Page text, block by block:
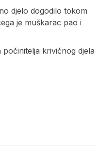
djelo dogodilo tokom
je muškarac pao i
krivičnog djela